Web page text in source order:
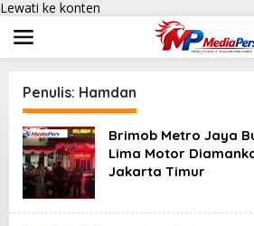
Lewati ke konten
Penulis: Hamdan
Brimob Metro Jaya
Lima Motor
Jakarta Timur